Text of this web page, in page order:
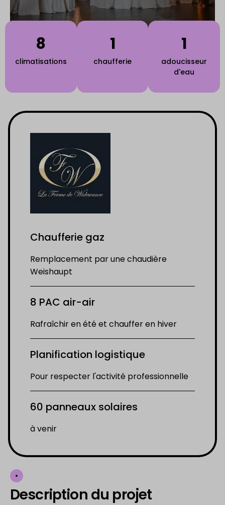
8
climatisations
1
chaufferie
1
adoucisseur
d'eau
Chaufferie gaz
Remplacement par une chaudière
Weishaupt
8 PAC air-air
Rafraîchir en été et chauffer en hiver
Planification logistique
Pour respecter l'activité professionnelle
60 panneaux solaires
à venir
Description du projet